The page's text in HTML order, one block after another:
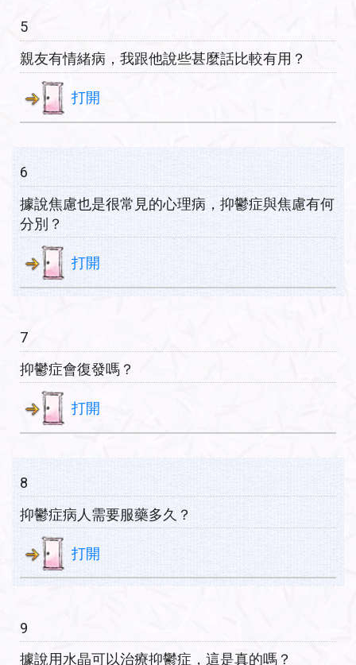
5
親友有情緒病，我跟他說些甚麼話比較有用？
打開
6
據說焦慮也是很常見的心理病，抑鬱症與焦慮有何
分別？
打開
7
抑鬱症會復發嗎？
打開
8
抑鬱症病人需要服藥多久？
打開
9
據說用水晶可以治療抑鬱症，這是真的嗎？